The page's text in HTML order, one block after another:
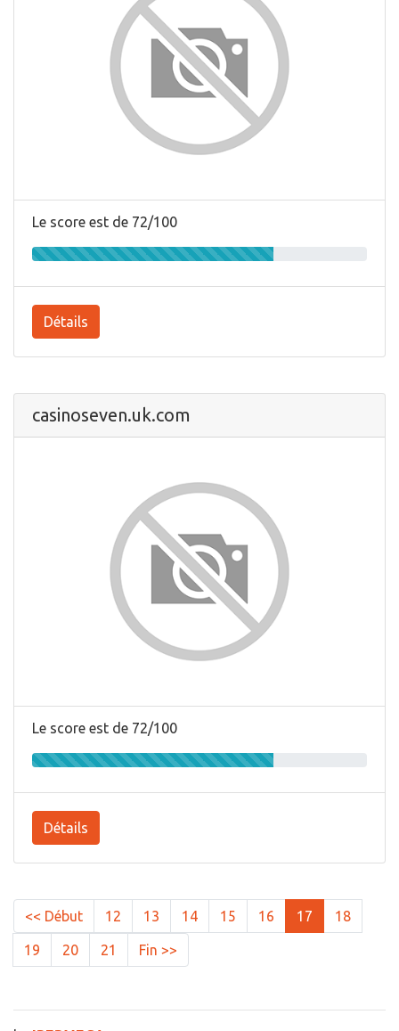
Le score est de 72/100
Détails
casinoseven.uk.com
Le score est de 72/100
Détails
<< Début 12 13 14 15 16 17 18
19 20 21 Fin >>